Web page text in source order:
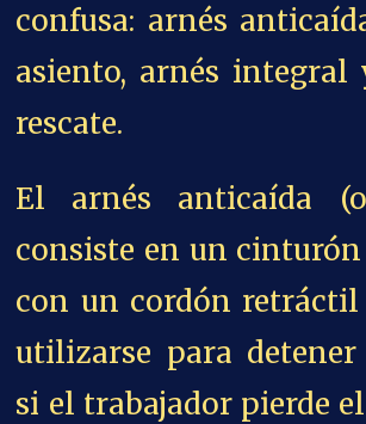
confusa: arnés
asiento, arnés integral
rescate.
El arnés anticaída
consiste en un
con un cordón retráctil
utilizarse para detener
si el trabajador pierde